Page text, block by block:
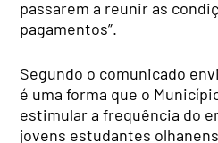
passarem a reunir as
pagamentos”.
Segundo o comunicado
é uma forma que o
estimular a frequência do
jovens estudantes